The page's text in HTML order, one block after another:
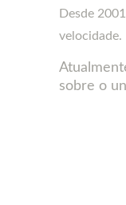
Desde
velocidade.
sobre o